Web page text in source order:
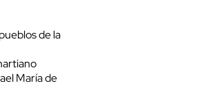
de la
María de